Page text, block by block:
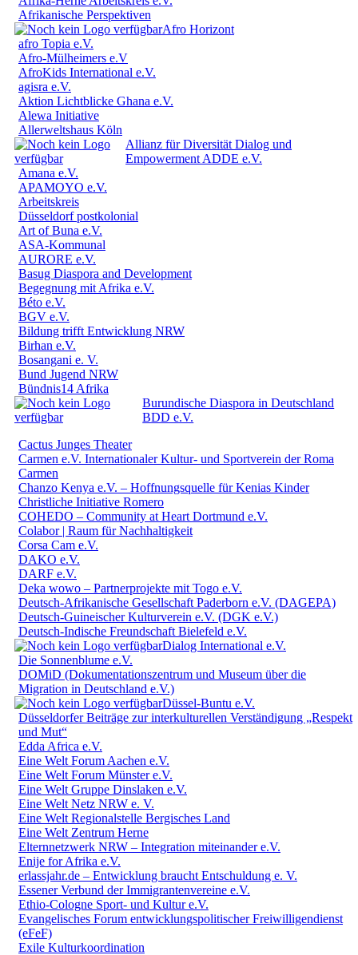
Afrikanische Perspektiven
Afro Horizont
afro Topia e.V.
Afro-Mülheimers e.V
AfroKids International e.V.
agisra e.V.
Aktion Lichtblicke Ghana e.V.
Alewa Initiative
Allerweltshaus Köln
Allianz für Diversität Dialog und
Empowerment ADDE e.V.
Amana e.V.
APAMOYO e.V.
Arbeitskreis
Düsseldorf postkolonial
Art of Buna e.V.
ASA-Kommunal
AURORE e.V.
Basug Diaspora and Development
Begegnung mit Afrika e.V.
Béto e.V.
BGV e.V.
Bildung trifft Entwicklung NRW
Birhan e.V.
Bosangani e. V.
Bund Jugend NRW
Bündnis14 Afrika
Burundische Diaspora in Deutschland
BDD e.V.
Cactus Junges Theater
Carmen e.V. Internationaler Kultur- und Sportverein der Roma
Carmen
Chanzo Kenya e.V. – Hoffnungsquelle für Kenias Kinder
Christliche Initiative Romero
COHEDO – Community at Heart Dortmund e.V.
Colabor | Raum für Nachhaltigkeit
Corsa Cam e.V.
DAKO e.V.
DARF e.V.
Deka wowo – Partnerprojekte mit Togo e.V.
Deutsch-Afrikanische Gesellschaft Paderborn e.V. (DAGEPA)
Deutsch-Guineischer Kulturverein e.V. (DGK e.V.)
Deutsch-Indische Freundschaft Bielefeld e.V.
Dialog International e.V.
Die Sonnenblume e.V.
DOMiD (Dokumentationszentrum und Museum über die
Migration in Deutschland e.V.)
Düssel-Buntu e.V.
Düsseldorfer Beiträge zur interkulturellen Verständigung „Respekt
und Mut“
Edda Africa e.V.
Eine Welt Forum Aachen e.V.
Eine Welt Forum Münster e.V.
Eine Welt Gruppe Dinslaken e.V.
Eine Welt Netz NRW e. V.
Eine Welt Regionalstelle Bergisches Land
Eine Welt Zentrum Herne
Elternnetzwerk NRW – Integration miteinander e.V.
Enije for Afrika e.V.
erlassjahr.de – Entwicklung braucht Entschuldung e. V.
Essener Verbund der Immigrantenvereine e.V.
Ethio-Cologne Sport- und Kultur e.V.
Evangelisches Forum entwicklungspolitischer Freiwilligendienst
(eFeF)
Exile Kulturkoordination